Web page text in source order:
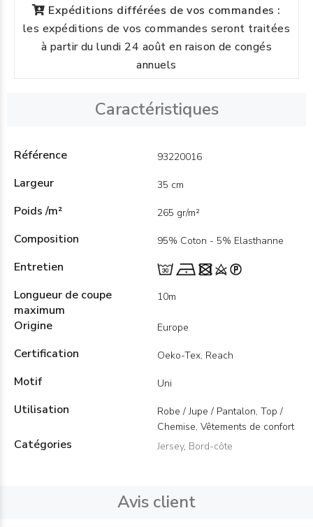
Expéditions différées de vos commandes :
les expéditions de vos commandes seront traitées
à partir du lundi 24 août en raison de congés
annuels
Caractéristiques
Référence 93220016
Largeur 35 cm
Poids /m² 265 gr/m²
Composition 95% Coton - 5% Elasthanne
Entretien
Longueur de coupe
maximum
10m
Origine Europe
Certification Oeko-Tex, Reach
Motif Uni
Utilisation
Robe / Jupe / Pantalon, Top /
Chemise, Vêtements de confort
Catégories Jersey, Bord-côte
Avis client